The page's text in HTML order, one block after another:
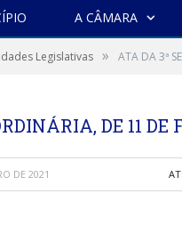
A CÂMARA
Legislativas » ATA DA 3ª
DE 11 DE
DE 2021